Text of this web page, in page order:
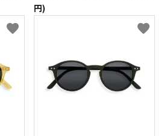
円)
favorite favorite